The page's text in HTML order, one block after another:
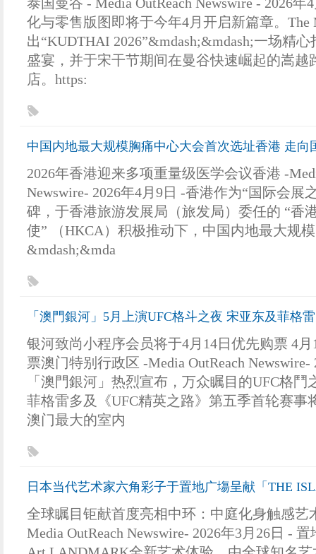
化与零售版图即将于今年4月开启新篇章。The
出“KUDTHAI 2026”&mdash;&mdash;一场精
盛宴，并于宋干节期间在曼谷快速崛起的嵩越
店。https:
中国内地最大规模胸痛中心大会首次选址香港 走向
2026年香港迎来多项重量级医学会议香港 -
Newswire- 2026年4月9日 -香港作为“国际会展
碑，于香港旅游发展局（旅发局）委任的 “香
使” （HKCA）积极推动下，中国内地最大规
&mdash;&mda
「澳門銀河」5月上演UFC格斗之夜 宋亚东及菲格
银河致尚小程序会员将于4月14日优先购票 4
票澳门特别行政区 -Media OutReach Newswire-
「澳門銀河」热烈宣布，万众瞩目的UFC格鬥
菲格雷多及《UFC精英之路》第五季首轮赛事
澳门最大的室内
日本当代艺术家六角彩子于置地广塲呈献「THE
全球瞩目钜献首度亮相中环：中庭化身触感艺
Media OutReach Newswire- 2026年3月26日 -